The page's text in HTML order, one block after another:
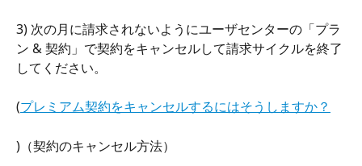
3) 次の月に請求されないようにユーザセンターの「プラ
ン & 契約」で契約をキャンセルして請求サイクルを終了
してください。
(プレミアム契約をキャンセルするにはそうしますか？
)（契約のキャンセル方法）